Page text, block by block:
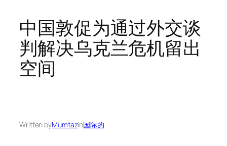
中国敦促为通过外交谈
判解决乌克兰危机留出
空间
Written byMumtazin国际的